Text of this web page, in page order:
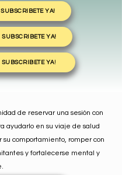
SUBSCRIBETE YA!
SUBSCRIBETE YA!
SUBSCRIBETE YA!
de reservar una sesión con
ayudarlo en su viaje de salud
su comportamiento, romper con
y fortalecerse mental y